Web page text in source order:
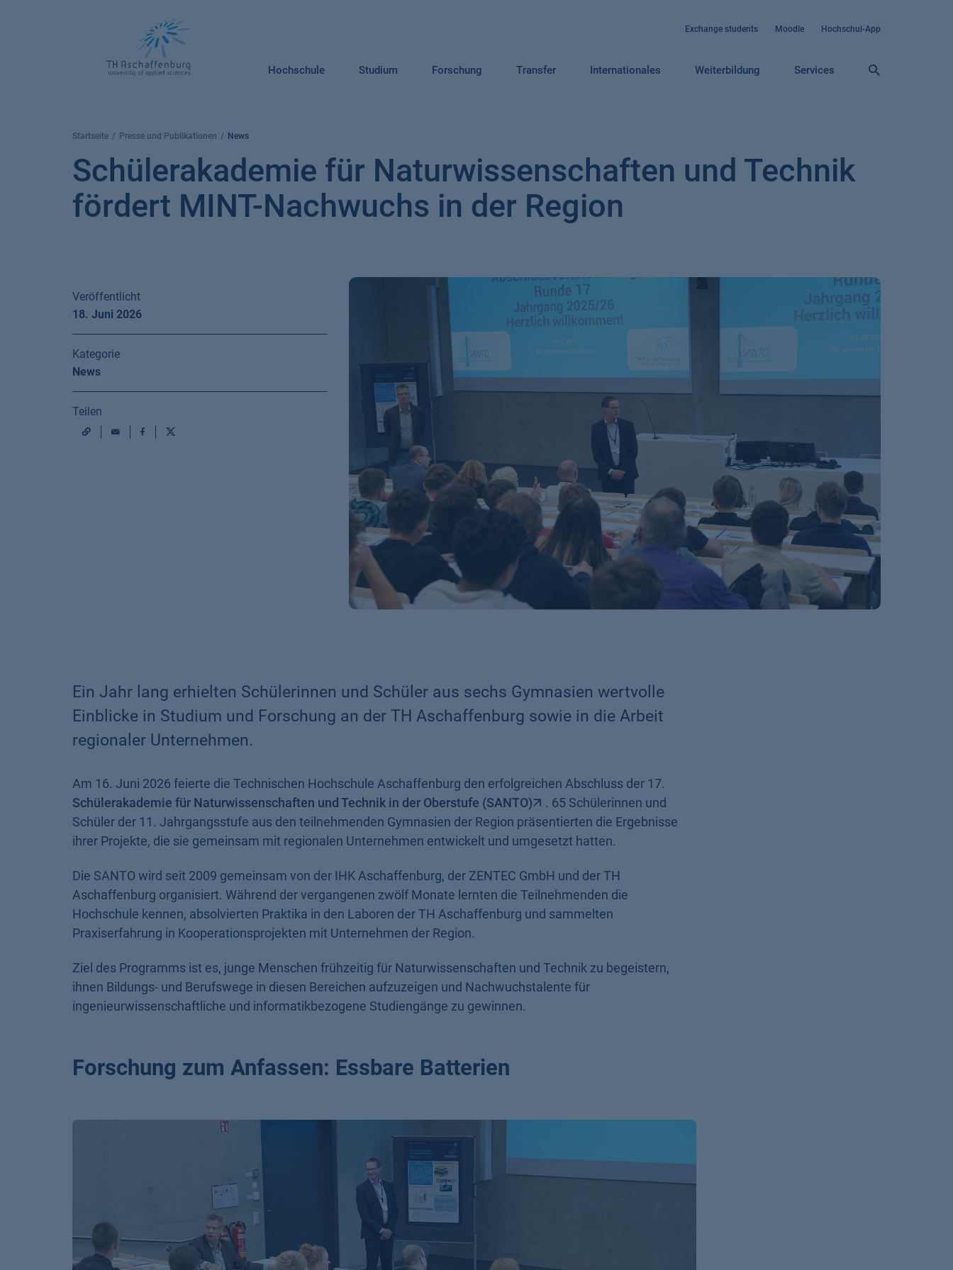
Exchange students Moodle Hochschul-App
Hochschule Studium Forschung Transfer Internationales Weiterbildung Services
Startseite Presse und Publikationen News
Schülerakademie für Naturwissenschaften und Technik
fördert MINT-Nachwuchs in der Region
Veröffentlicht
18. Juni 2026
Kategorie
News
Teilen
URL
Mail Facebook
X
Ein Jahr lang erhielten Schülerinnen und Schüler aus sechs Gymnasien wertvolle
Einblicke in Studium und Forschung an der TH Aschaffenburg sowie in die Arbeit
regionaler Unternehmen.
Am 16. Juni 2026 feierte die Technischen Hochschule Aschaffenburg den erfolgreichen Abschluss der 17.
Schülerakademie für Naturwissenschaften und Technik in der Oberstufe (SANTO)
. 65 Schülerinnen und
Schüler der 11. Jahrgangsstufe aus den teilnehmenden Gymnasien der Region präsentierten die Ergebnisse
ihrer Projekte, die sie gemeinsam mit regionalen Unternehmen entwickelt und umgesetzt hatten.
Die SANTO wird seit 2009 gemeinsam von der IHK Aschaffenburg, der ZENTEC GmbH und der TH
Aschaffenburg organisiert. Während der vergangenen zwölf Monate lernten die Teilnehmenden die
Hochschule kennen, absolvierten Praktika in den Laboren der TH Aschaffenburg und sammelten
Praxiserfahrung in Kooperationsprojekten mit Unternehmen der Region.
Ziel des Programms ist es, junge Menschen frühzeitig für Naturwissenschaften und Technik zu begeistern,
ihnen Bildungs- und Berufswege in diesen Bereichen aufzuzeigen und Nachwuchstalente für
ingenieurwissenschaftliche und informatikbezogene Studiengänge zu gewinnen.
Forschung zum Anfassen: Essbare Batterien